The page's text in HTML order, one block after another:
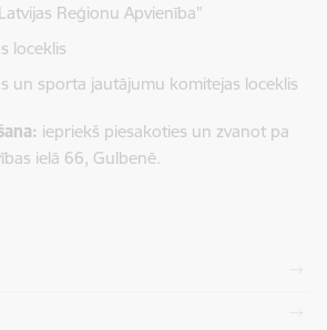
Reģionu Apvienība"
loceklis
un sporta jautājumu komitejas loceklis
iepriekš piesakoties un zvanot pa
ielā 66, Gulbenē.